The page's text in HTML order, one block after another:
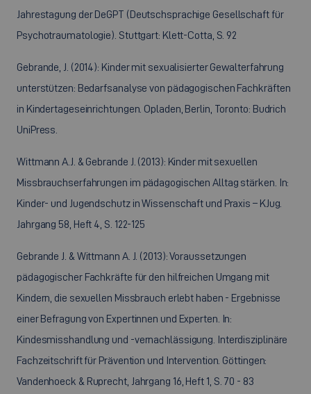
Jahrestagung der DeGPT (Deutschsprachige Gesellschaft für
Psychotraumatologie). Stuttgart: Klett-Cotta, S. 92
Gebrande, J. (2014): Kinder mit sexualisierter Gewalterfahrung
unterstützen: Bedarfsanalyse von pädagogischen Fachkräften
in Kindertageseinrichtungen. Opladen, Berlin, Toronto: Budrich
UniPress.
Wittmann A.J. & Gebrande J. (2013): Kinder mit sexuellen
Missbrauchserfahrungen im pädagogischen Alltag stärken. In:
Kinder- und Jugendschutz in Wissenschaft und Praxis – KJug.
Jahrgang 58, Heft 4, S. 122-125
Gebrande J. & Wittmann A. J. (2013): Voraussetzungen
pädagogischer Fachkräfte für den hilfreichen Umgang mit
Kindern, die sexuellen Missbrauch erlebt haben - Ergebnisse
einer Befragung von Expertinnen und Experten. In:
Kindesmisshandlung und -vernachlässigung. Interdisziplinäre
Fachzeitschrift für Prävention und Intervention. Göttingen:
Vandenhoeck & Ruprecht, Jahrgang 16, Heft 1, S. 70 - 83